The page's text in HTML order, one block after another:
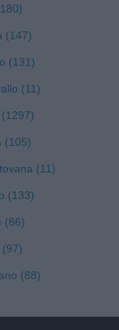
(147)
(131)
(11)
(105)
(11)
(133)
(86)
(97)
(88)